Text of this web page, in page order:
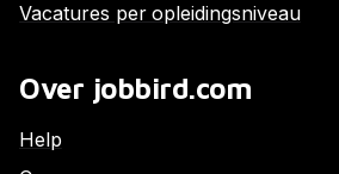
Vacatures per opleidingsniveau
Over jobbird.com
Help